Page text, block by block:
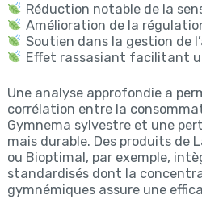
Réduction notable de la
Amélioration de la
Soutien dans la gestion de
Effet rassasiant facilitant
Une analyse approfondie a
corrélation entre la
Gymnema sylvestre et une
mais durable. Des produits de
ou Bioptimal, par exemple,
standardisés dont la
gymnémiques assure une